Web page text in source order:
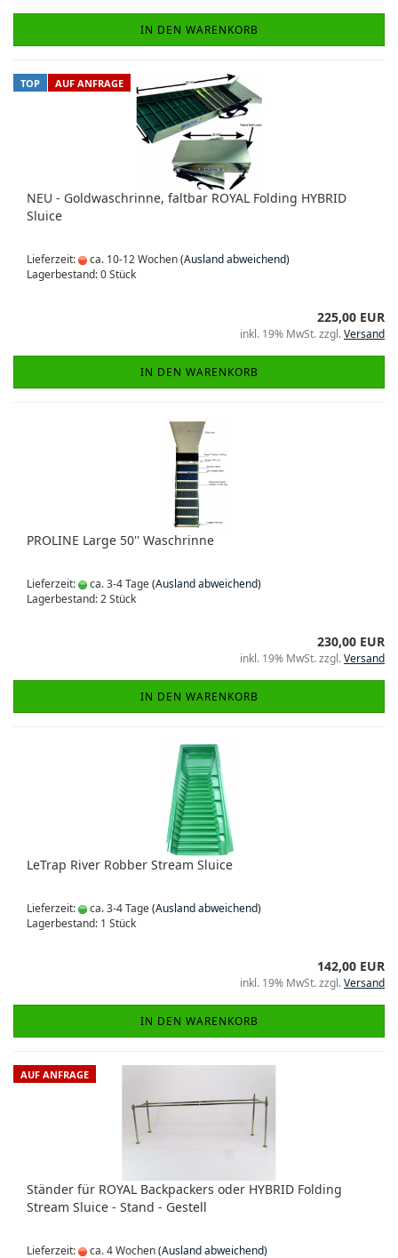
IN DEN WARENKORB
TOP AUF ANFRAGE
NEU - Goldwaschrinne, faltbar ROYAL Folding HYBRID
Sluice
Lieferzeit: ca. 10-12 Wochen(Ausland abweichend)
Lagerbestand: 0 Stück
225,00 EUR
inkl. 19% MwSt. zzgl.Versand
IN DEN WARENKORB
PROLINE Large 50'' Waschrinne
Lieferzeit: ca. 3-4 Tage(Ausland abweichend)
Lagerbestand: 2 Stück
230,00 EUR
inkl. 19% MwSt. zzgl.Versand
IN DEN WARENKORB
LeTrap River Robber Stream Sluice
Lieferzeit: ca. 3-4 Tage(Ausland abweichend)
Lagerbestand: 1 Stück
142,00 EUR
inkl. 19% MwSt. zzgl.Versand
IN DEN WARENKORB
AUF ANFRAGE
Ständer für ROYAL Backpackers oder HYBRID Folding
Stream Sluice - Stand - Gestell
Lieferzeit: ca. 4 Wochen(Ausland abweichend)